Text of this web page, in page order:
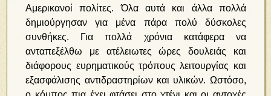
Αμερικανοί πολίτες. Όλα αυτά και άλλα πολλά
δημιούργησαν για μένα πάρα πολύ δύσκολες
συνθήκες. Για πολλά χρόνια κατάφερα να
ανταπεξέλθω με ατέλειωτες ώρες δουλειάς και
διάφορους ευρηματικούς τρόπους λειτουργίας και
εξασφάλισης αντιδραστηρίων και υλικών. Ωστόσο,